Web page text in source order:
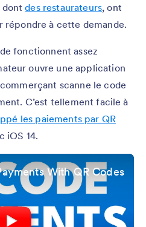
dontdes restaurateurs, ont
répondre à cette demande.
fonctionnent assez
ouvre une application
scanne le code
C’est tellement facile à
les paiements par QR
iOS 14.
With QR Codes